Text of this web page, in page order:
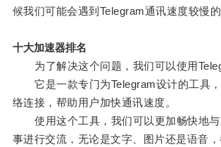
候我们可能会遇到Telegram通讯速度较慢的
十大加速器排名
为了解决这个问题，我们可以使用
它是一款专门为Telegram设计的工具，
络连接，帮助用户加快通讯速度。
使用这个工具，我们可以更加畅快地与
事进行交流，无论是文字、图片还是语音